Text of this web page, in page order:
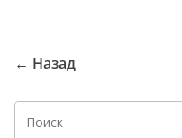
← Назад